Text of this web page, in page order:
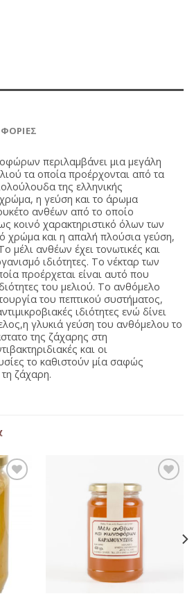
περιλαμβάνει μια μεγάλη
τα οποία προέρχονται από τα
της ελληνικής
η γεύση και το άρωμα
ανθέων από το οποίο
κοινό χαρακτηριστικό όλων των
χρώμα και η απαλή πλούσια γεύση,
μέλι ανθέων έχει τονωτικές και
ιδιότητες. Το νέκταρ των
προέρχεται είναι αυτό που
του μελιού. Το ανθόμελο
του πεπτικού συστήματος,
ιδιότητες ενώ δίνει
γλυκιά γεύση του ανθόμελου το
της ζάχαρης στη
και οι
το καθιστούν μία σαφώς
ζάχαρη.
Προσθήκη
στη Λίστα
Αγαπημένων